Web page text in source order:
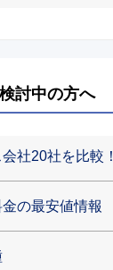
討中の方へ
社20社を比較！
の最安値情報